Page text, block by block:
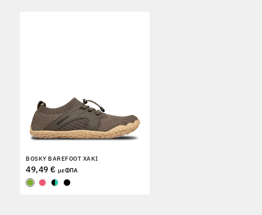
BOSKY BAREFOOT ΧΑΚΊ
49,49 € με ΦΠΑ